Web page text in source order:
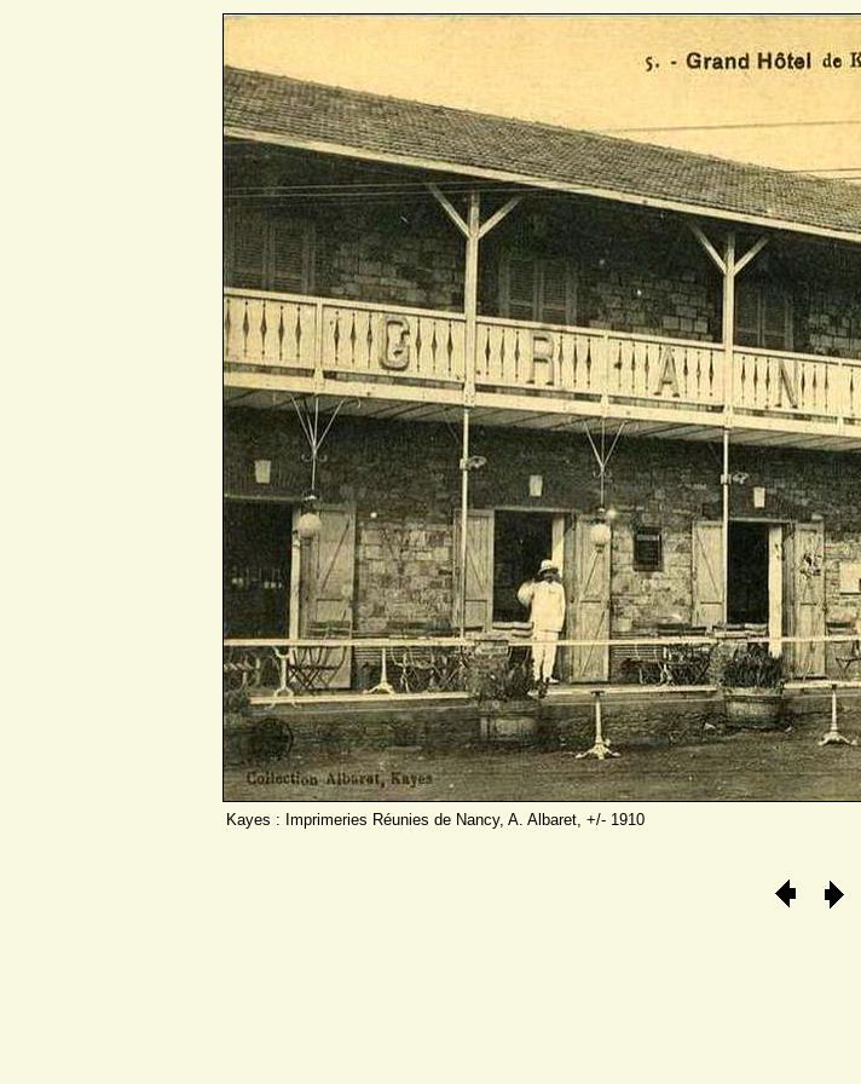
Kayes : Imprimeries Réunies de Nancy, A. Albaret, +/- 1910